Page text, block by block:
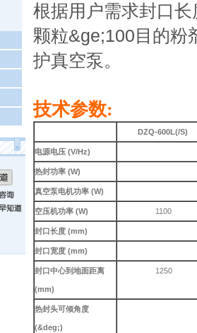
根据用户需求封口
颗粒&ge;100目的粉
护真空泵。
技术参数:
DZQ-600L(/S)
电源电压 (V/Hz)
热封功率 (W)
真空泵电机功率 (W)
空压机功率 (W) 1100
封口长度 (mm)
封口宽度 (mm)
封口中心到地面距离
(mm)
1250
热封头可倾角度
(&deg;)